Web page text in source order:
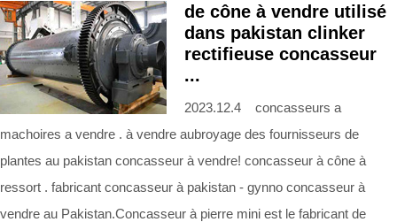
de cône à vendre utilisé
dans pakistan clinker
rectifieuse concasseur
...
2023.12.4 concasseurs a
machoires a vendre . à vendre aubroyage des fournisseurs de
plantes au pakistan concasseur à vendre! concasseur à cône à
ressort . fabricant concasseur à pakistan - gynno concasseur à
vendre au Pakistan.Concasseur à pierre mini est le fabricant de